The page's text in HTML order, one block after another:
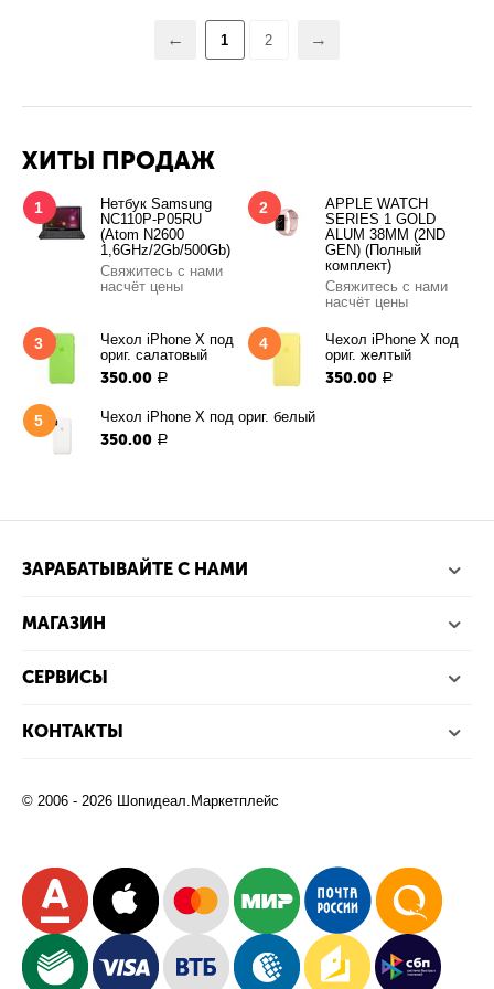
1 2
ХИТЫ ПРОДАЖ
1
Нетбук Samsung
NC110P-P05RU
(Atom N2600
1,6GHz/2Gb/500Gb)
Свяжитесь с нами
насчёт цены
2
APPLE WATCH
SERIES 1 GOLD
ALUM 38MM (2ND
GEN) (Полный
комплект)
Свяжитесь с нами
насчёт цены
3
Чехол iPhone X под
ориг. салатовый
350.00 Р
4
Чехол iPhone X под
ориг. желтый
350.00 Р
5 Чехол iPhone X под ориг. белый
350.00 Р
ЗАРАБАТЫВАЙТЕ С НАМИ
МАГАЗИН
СЕРВИСЫ
КОНТАКТЫ
© 2006 - 2026 Шопидеал.Маркетплейс